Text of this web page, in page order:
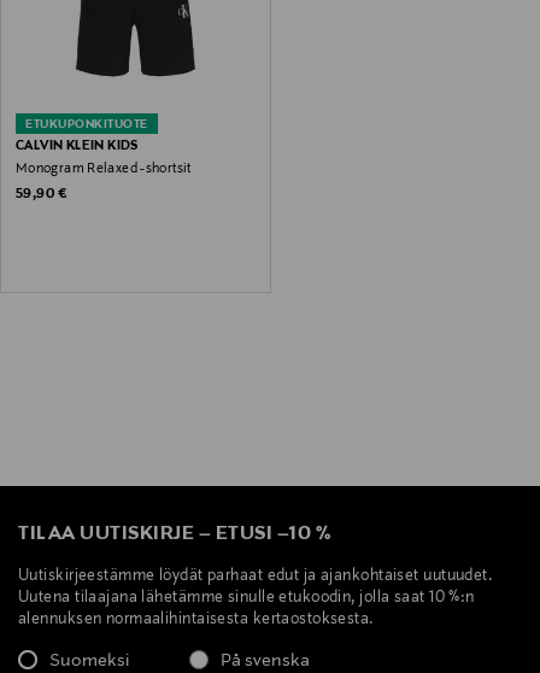
ETUKUPONKITUOTE
CALVIN KLEIN KIDS
Monogram Relaxed -shortsit
Original Price
59,90 €
TILAA UUTISKIRJE – ETUSI –10 %
Uutiskirjeestämme löydät parhaat edut ja ajankohtaiset uutuudet.
Uutena tilaajana lähetämme sinulle etukoodin, jolla saat 10 %:n
alennuksen normaalihintaisesta kertaostoksesta.
Suomeksi På svenska